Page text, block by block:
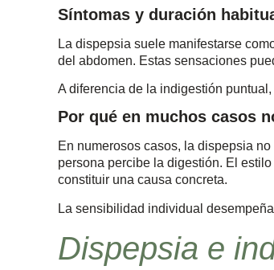
Síntomas y duración
La dispepsia suele manifestarse
del abdomen. Estas sensaciones
A diferencia de la indigestión
Por qué en muchos casos
En numerosos casos, la dispepsia
persona percibe la digestión. El
constituir una causa concreta.
La sensibilidad individual
Dispepsia e